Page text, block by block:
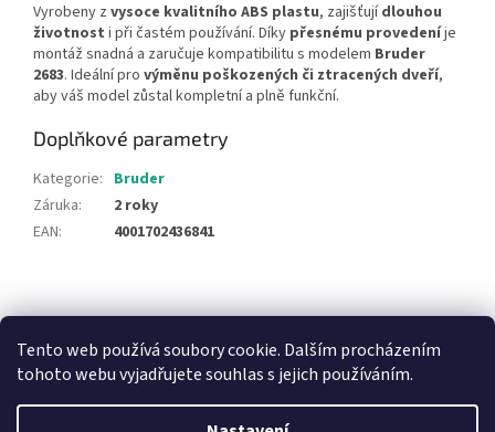
Tento web používá soubory cookie. Dalším procházením
tohoto webu vyjadřujete souhlas s jejich používáním.
Vyrobeny z vysoce kvalitního ABS plastu, zajišťují dlouhou
životnost i při častém používání. Díky přesnému provedeníje
montáž snadná a zaručuje kompatibilitu s modelem Bruder
2683. Ideální pro výměnu poškozených či ztracených dveří,
aby váš model zůstal kompletní a plně funkční.
Doplňkové parametry
Kategorie: Bruder
Záruka:
2 roky
EAN: 4001702436841
á